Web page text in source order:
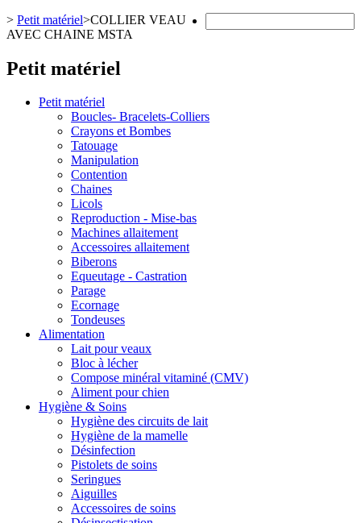
> Petit matériel>COLLIER VEAU
AVEC CHAINE MSTA
Petit matériel
Petit matériel
Boucles- Bracelets-Colliers
Crayons et Bombes
Tatouage
Manipulation
Contention
Chaines
Licols
Reproduction - Mise-bas
Machines allaitement
Accessoires allaitement
Biberons
Equeutage - Castration
Parage
Ecornage
Tondeuses
Alimentation
Lait pour veaux
Bloc à lécher
Compose minéral vitaminé (CMV)
Aliment pour chien
Hygiène & Soins
Hygiène des circuits de lait
Hygiène de la mamelle
Désinfection
Pistolets de soins
Seringues
Aiguilles
Accessoires de soins